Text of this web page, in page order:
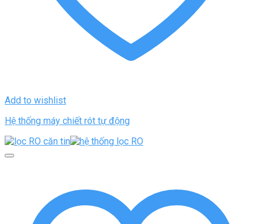
Add to wishlist
Hệ thống máy chiết rót tự động